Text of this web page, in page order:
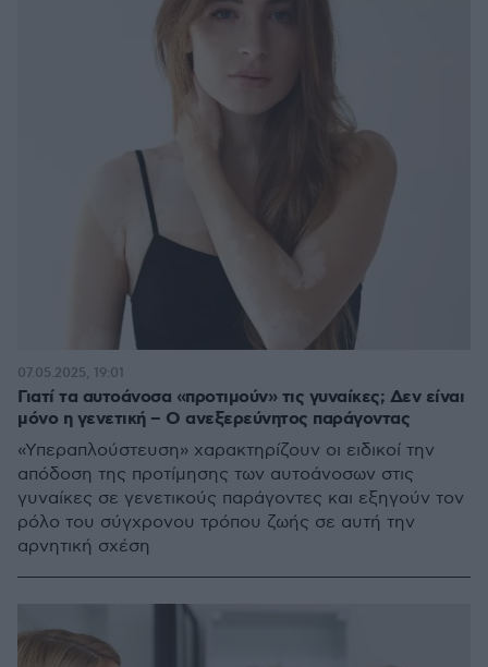
Γιατί τα αυτοάνοσα «προτιμούν» τις γυναίκες; Δεν είναι
μόνο η γενετική – Ο ανεξερεύνητος παράγοντας
«Υπεραπλούστευση» χαρακτηρίζουν οι ειδικοί την
απόδοση της προτίμησης των αυτοάνοσων στις
γυναίκες σε γενετικούς παράγοντες και εξηγούν τον
ρόλο του σύγχρονου τρόπου ζωής σε αυτή την
αρνητική σχέση
07.05.2025, 19:01